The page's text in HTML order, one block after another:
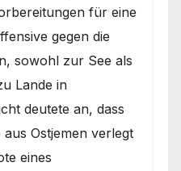
für eine
gegen die
sowohl zur See als
Lande in
deutete an, dass
Ostjemen verlegt
eines